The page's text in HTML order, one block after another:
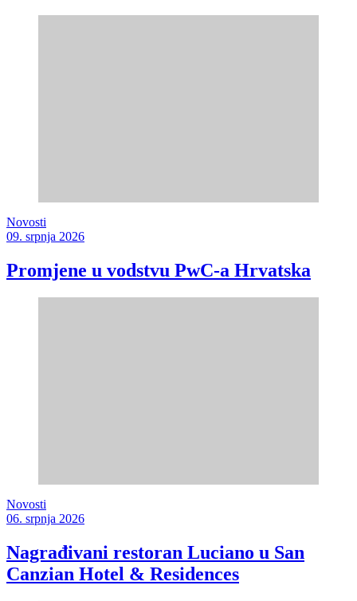
Novosti
09. srpnja 2026
Promjene u vodstvu PwC-a Hrvatska
Novosti
06. srpnja 2026
Nagrađivani restoran Luciano u San
Canzian Hotel & Residences